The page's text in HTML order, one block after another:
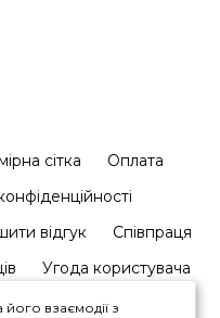
сітка
Оплата
відгук
Співпраця
Угода користувача
взаємодії з